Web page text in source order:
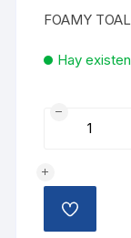
FOAMY
Hay
FOAMY
TOALLA
AZUL
FUERTE
cantidad
AÑADIR
A